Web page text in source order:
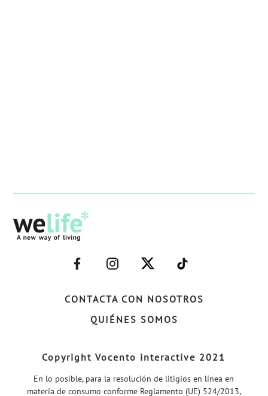
CONTACTA CON NOSOTROS
QUIÉNES SOMOS
–
FACEBOOK–
–
INSTAGRAM–
–
TWITTER–
–
WELIFE–
Copyright Vocento interactive 2021
En lo posible, para la resolución de litigios en línea en
materia de consumo conforme Reglamento (UE) 524/2013,